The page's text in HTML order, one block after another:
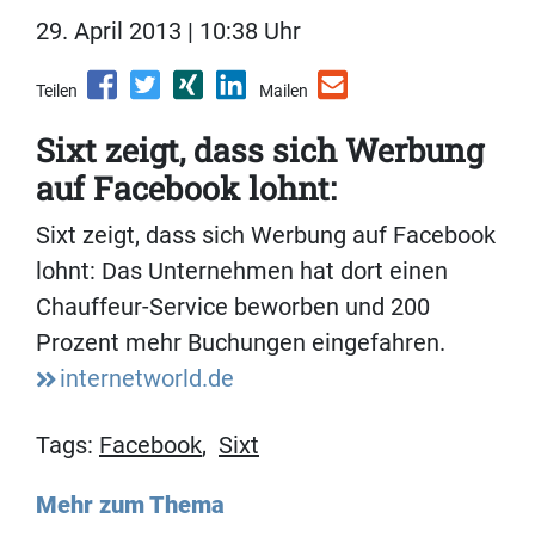
29. April 2013 | 10:38 Uhr
Teilen Mailen
Sixt zeigt, dass sich Werbung
auf Facebook lohnt:
Sixt zeigt, dass sich Werbung auf Facebook
lohnt: Das Unternehmen hat dort einen
Chauffeur-Service beworben und 200
Prozent mehr Buchungen eingefahren.
internetworld.de
Tags: Facebook, Sixt
Mehr zum Thema